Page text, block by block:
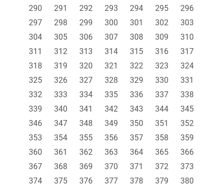
290
291 292 293 294 295
296
297
298 299 300 301 302
303
304
305 306 307 308 309
310
311
312 313 314 315 316
317
318
319 320 321 322 323
324
325
326 327 328 329 330
331
332
333 334 335 336 337
338
339
340 341 342 343 344
345
346
347 348 349 350 351
352
353
354 355 356 357 358
359
360
361 362 363 364 365
366
367
368 369 370 371 372
373
374
375 376 377 378 379
380